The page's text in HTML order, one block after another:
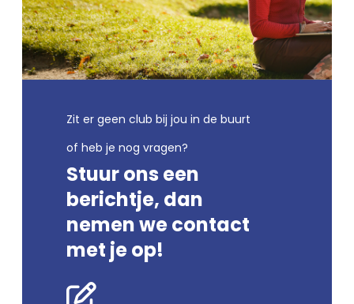
Zit er geen club bij jou in de buurt
of heb je nog vragen?
Stuur ons een
berichtje, dan
nemen we contact
met je op!